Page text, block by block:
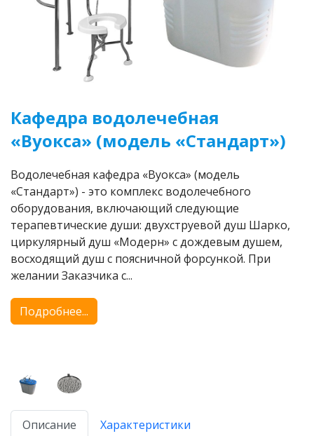
Кафедра водолечебная
«Вуокса» (модель «Стандарт»)
Водолечебная кафедра «Вуокса» (модель
«Стандарт») - это комплекс водолечебного
оборудования, включающий следующие
терапевтические души: двухструевой душ Шарко,
циркулярный душ «Модерн» с дождевым душем,
восходящий душ с поясничной форсункой. При
желании Заказчика с...
Подробнее...
Описание Характеристики